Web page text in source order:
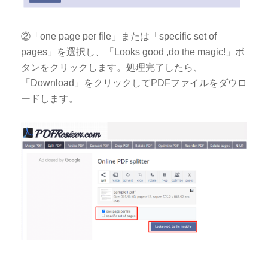
②「one page per file」または「specific set of
pages」を選択し、「Looks good ,do the magic!」ボ
タンをクリックします。処理完了したら、
「Download」をクリックしてPDFファイルをダウロ
ードします。